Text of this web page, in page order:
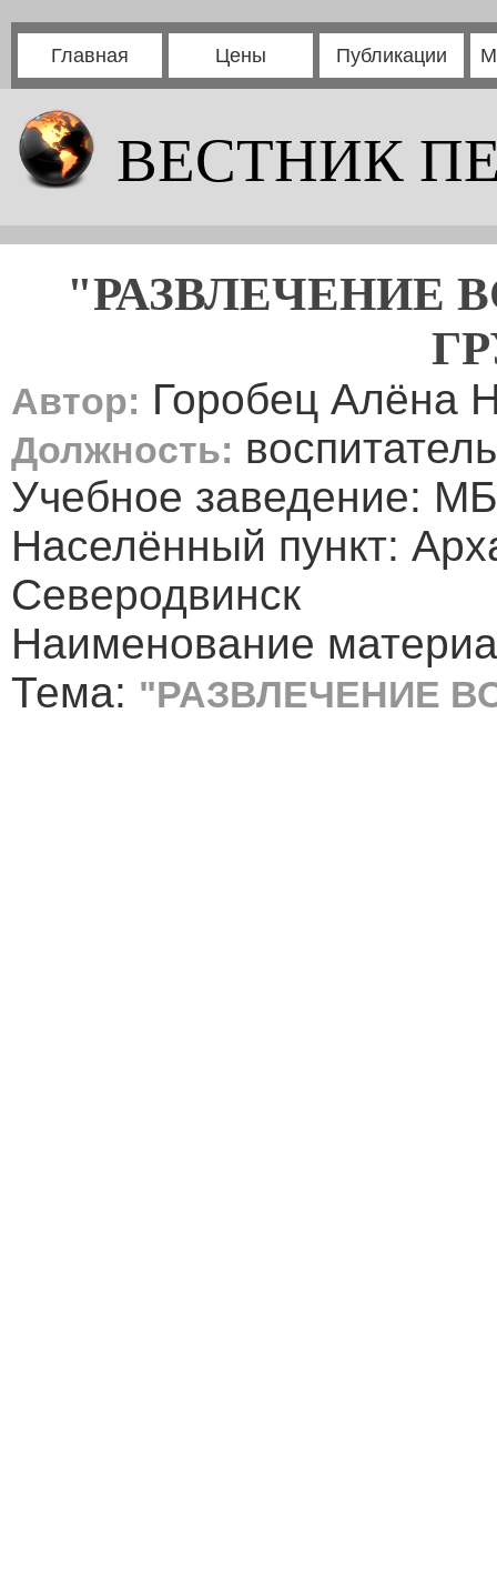
Главная Цены Публикации
ВЕСТНИК
"РАЗВЛЕЧЕНИЕ
Автор: Горобец Алёна
Должность: воспитатель
Учебное заведение:
Населённый пункт:
Северодвинск
Наименование
Тема: "РАЗВЛЕЧЕНИЕ